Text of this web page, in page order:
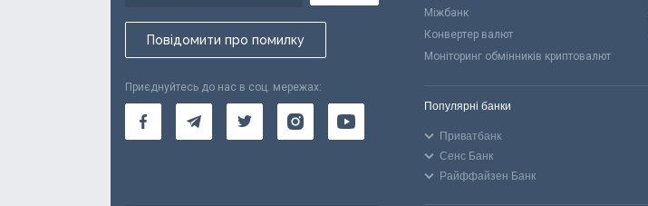
Повідомити про помилку
Приєднуйтесь до нас в соц. мережах:
Міжбанк
Конвертер валют
Моніторинг обмінників криптовалют
Популярні банки
Приватбанк
Сенс Банк
Райффайзен Банк